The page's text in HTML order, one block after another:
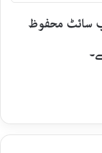
سائٹ محفوظ